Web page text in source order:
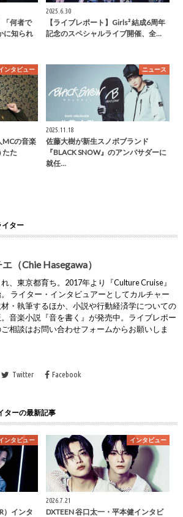
「何者で
に知られ
2025.6.30
【ライブレポート】Girls² 結成6周年
記念のスペシャルライブ開催、全…
ンタビュー
MCの音楽
たた
ニュース
2025.11.18
佐藤大樹が新生スノボブランド
『BLACK SNOW』のアンバサダーに
就任…
イター
（Chie Hasegawa）
、東京都育ち。2017年より『Culture Cruise』
ライター・インタビュアーとしてカルチャー
・執筆するほか、小説や行動経済学についての
音楽小説『音を書く』が発売中。ライブレポー
ご相談はお問い合わせフォームからお願いしま
Twitter Facebook
ターの最新記事
ンタビュー
）インタ
インタビュー
2026.7.21
DXTEEN 谷口太一・平本健インタビ